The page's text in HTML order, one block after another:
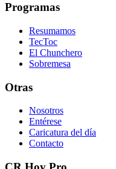
Programas
Resumamos
TecToc
El Chunchero
Sobremesa
Otras
Nosotros
Entérese
Caricatura del día
Contacto